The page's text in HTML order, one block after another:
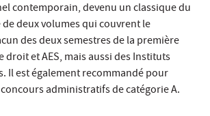
contemporain, devenu un classique du
deux volumes qui couvrent le
des deux semestres de la première
droit et AES, mais aussi des Instituts
Il est également recommandé pour
administratifs de catégorie A.